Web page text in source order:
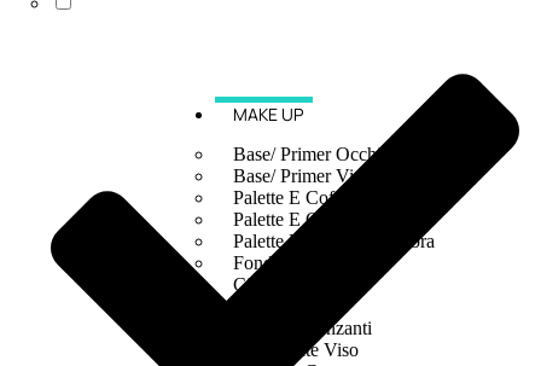
MAKE UP
Base/ Primer Occhi
Base/ Primer Viso
Palette E Cofanetti Occhi
Palette E Cofanetti Viso
Palette E Cofanetti Labbra
Fondotinta
Cipria
Terre Abbronzanti
Illuminante Viso